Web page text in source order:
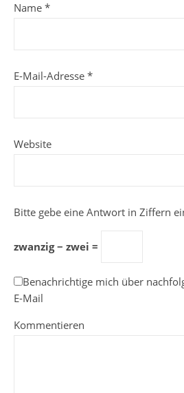
Name *
E-Mail-Adresse *
Website
Bitte gebe eine Antwort in Ziffern
zwanzig − zwei =
Benachrichtige mich über
E-Mail
Kommentieren